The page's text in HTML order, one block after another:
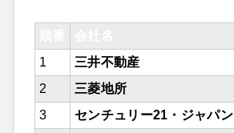
1
三井不動産
2
三菱地所
3
センチュリー21・ジャパン